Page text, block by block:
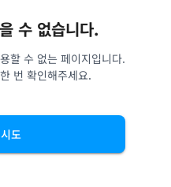
수 없습니다.
할 수 없는 페이지입니다.
번 확인해주세요.
도